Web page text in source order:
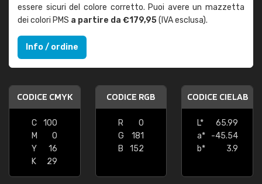
essere sicuri del colore corretto. Puoi avere un mazzetta
dei colori PMS a partire da €179,95(IVA esclusa).
Info / ordine
CODICE CMYK
C
100
M
0
Y
16
K
29
CODICE RGB
R
0
G
181
B
152
CODICE CIELAB
L*
65.99
a*
-45.54
b*
3.9